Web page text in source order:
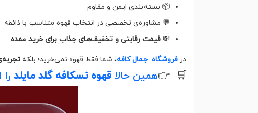
📦 بسته‌بندی ایمن و مقاوم
💬 مشاوره‌ی تخصصی در انتخاب قهوه متناسب با ذائقه
💸 قیمت رقابتی و تخفیف‌های جذاب برای خرید عمده
در فروشگاه جمال کافه، شما فقط قهوه نمی‌خرید؛ بلکه
🛒 👉همین حالا قهوه نسکافه گلد مایلدرا